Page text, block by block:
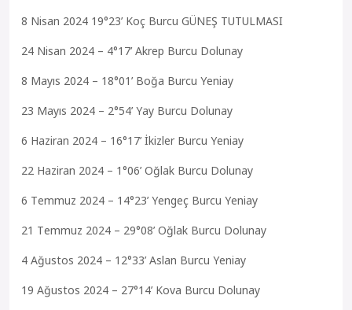
8 Nisan 2024 19°23’ Koç Burcu GÜNEŞ TUTULMASI
24 Nisan 2024 – 4°17’ Akrep Burcu Dolunay
8 Mayıs 2024 – 18°01’ Boğa Burcu Yeniay
23 Mayıs 2024 – 2°54’ Yay Burcu Dolunay
6 Haziran 2024 – 16°17’ İkizler Burcu Yeniay
22 Haziran 2024 – 1°06’ Oğlak Burcu Dolunay
6 Temmuz 2024 – 14°23’ Yengeç Burcu Yeniay
21 Temmuz 2024 – 29°08’ Oğlak Burcu Dolunay
4 Ağustos 2024 – 12°33’ Aslan Burcu Yeniay
19 Ağustos 2024 – 27°14’ Kova Burcu Dolunay